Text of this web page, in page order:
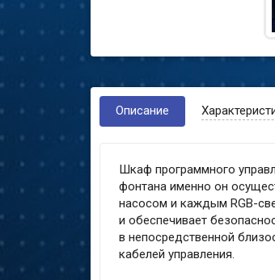
Описание
Шкаф программного
фонтана именно он
насосом и каждым RGB-
и обеспечивает
в непосредственной
кабелей управления.